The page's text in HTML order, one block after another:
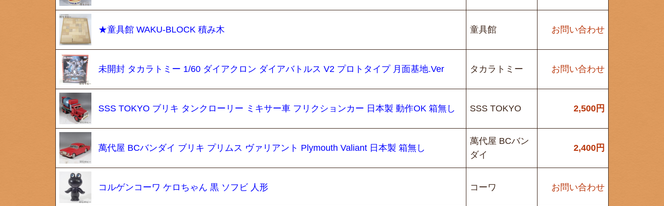
★童具館 WAKU-BLOCK 積み木 童具館 お問い合わせ
未開封 タカラトミー 1/60 ダイアクロン ダイアバトルス V2 プロトタイプ 月面基地.Ver タカラトミー お問い合わせ
SSS TOKYO ブリキ タンクローリー ミキサー車 フリクションカー 日本製 動作OK 箱無し SSS TOKYO 2,500円
萬代屋 BCバンダイ ブリキ プリムス ヴァリアント Plymouth Valiant 日本製 箱無し
萬代屋 BCバン
ダイ
2,400円
コルゲンコーワ ケロちゃん 黒 ソフビ 人形 コーワ お問い合わせ